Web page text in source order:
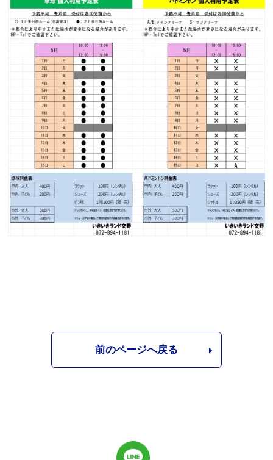
前のページへ戻る